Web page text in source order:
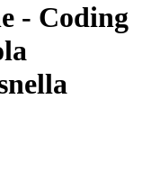
- Coding